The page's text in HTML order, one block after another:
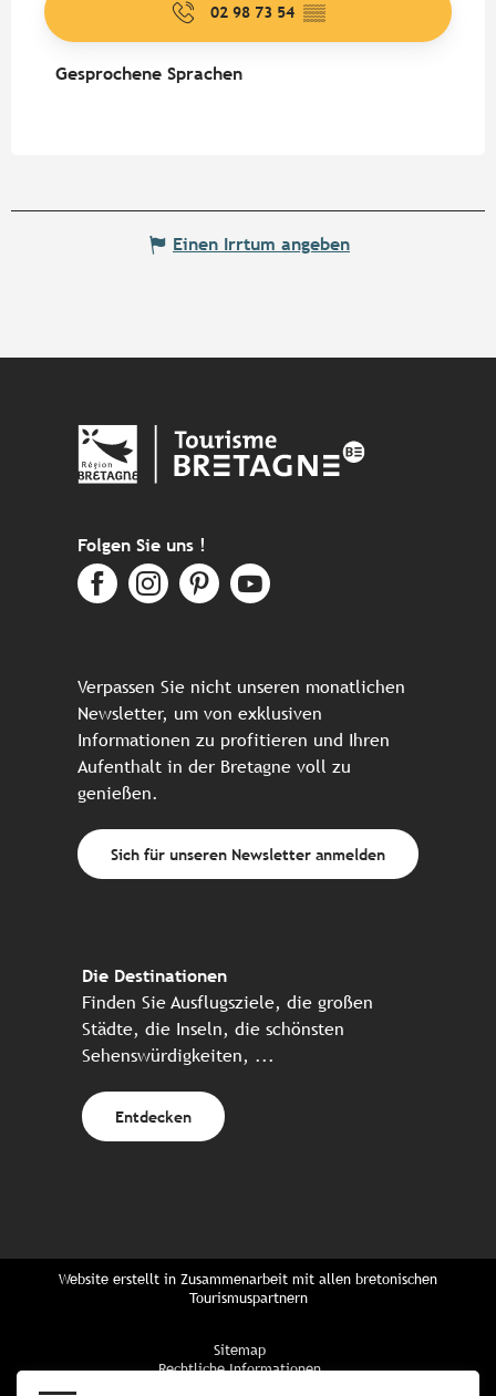
02 98 73 54 ▒▒
Gesprochene Sprachen
Gesprochene Sprachen
Einen Irrtum angeben
Folgen Sie uns !
Verpassen Sie nicht unseren monatlichen
Newsletter, um von exklusiven
Informationen zu profitieren und Ihren
Aufenthalt in der Bretagne voll zu
genießen.
Sich für unseren Newsletter anmelden
Die Destinationen
Finden Sie Ausflugsziele, die großen
Städte, die Inseln, die schönsten
Sehenswürdigkeiten, ...
Entdecken
Website erstellt in Zusammenarbeit mit allen bretonischen
Tourismuspartnern
Sitemap
Rechtliche Informationen